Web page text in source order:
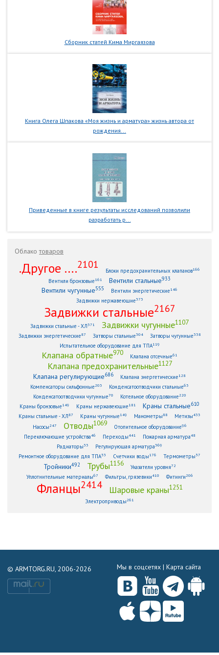
Сборник статей Кима Миргаязова
Книга Олега Шпакова «Моя жизнь и арматура» жизнь автора от
рождения...
Приведенные в книге результаты исследований позволили
разработать р...
Облакотоваров
.Другое ....2101
Блоки предохранительных клапанов166
Вентили бронзовые161 Вентили стальные933
Вентили чугунные555 Вентили энергетические146
Задвижки нержавеющие373
Задвижки стальные2167
Задвижки стальные - ХЛ371 Задвижки чугунные1107
Задвижки энергетические87 Затворы стальные304 Затворы чугунные338
Испытательное оборудование для ТПА119
Клапана обратные970 Клапана отсечные61
Клапана предохранительные1127
Клапана регулирующие686 Клапана энергетические128
Компенсаторы сильфонные 203 Конденсатоотводчики стальные63
Конденсатоотводчики чугунные70 Котельное оборудование 220
Краны бронзовые149 Краны нержавеющие181 Краны стальные610
Краны стальные - ХЛ87 Краны чугунные149 Манометры88 Метизы433
Насосы 247 Отводы1069 Отопительное оборудование96
Переключающие устройства46 Переходы441 Пожарная арматура48
Радиаторы33 Регулирующая арматура369
Ремонтное оборудование для ТПА53 Счетчики воды176 Термометры 57
Тройники492 Трубы1156 Указатели уровня72
Уплотнительные материалы67 Фильтры, грязевики410 Фитинги 206
Фланцы2414 Шаровые краны1251
Электроприводы 261
© ARMTORG.RU, 2006-2026 Мы в соцсетях | Карта сайта